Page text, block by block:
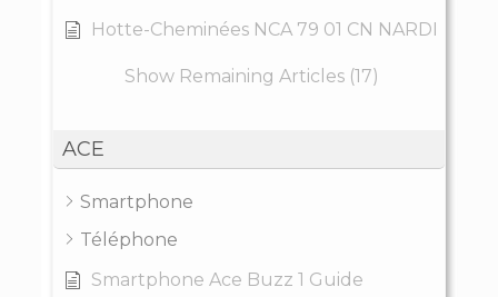
Hotte-Cheminées NCA 79 01 CN NARDI
Show Remaining Articles (17)
ACE
Smartphone
Téléphone
Smartphone Ace Buzz 1 Guide